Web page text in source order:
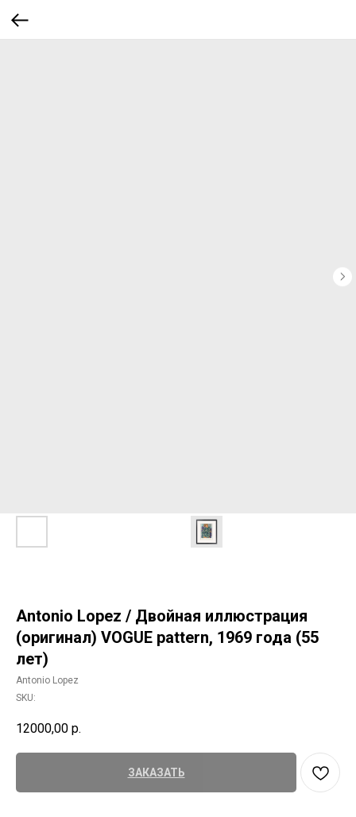
Antonio Lopez / Двойная иллюстрация
(оригинал) VOGUE pattern, 1969 года (55
лет)
Antonio Lopez
SKU:
12000,00 р.
ЗАКАЗАТЬ